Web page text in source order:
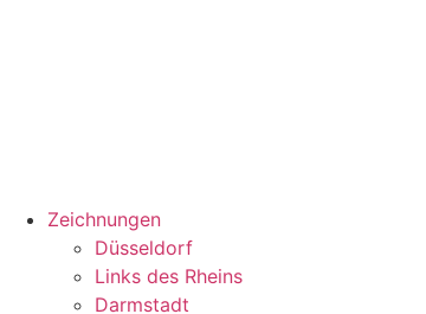
Zeichnungen
Düsseldorf
Links des Rheins
Darmstadt